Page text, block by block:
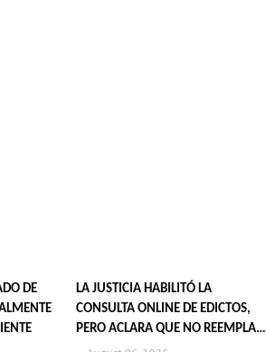
DE
LA JUSTICIA HABILITÓ LA
CONSULTA ONLINE DE EDICTOS,
PERO ACLARA QUE NO REEMPLAZA
SU PUBLICACIÓN EN DIARIOS